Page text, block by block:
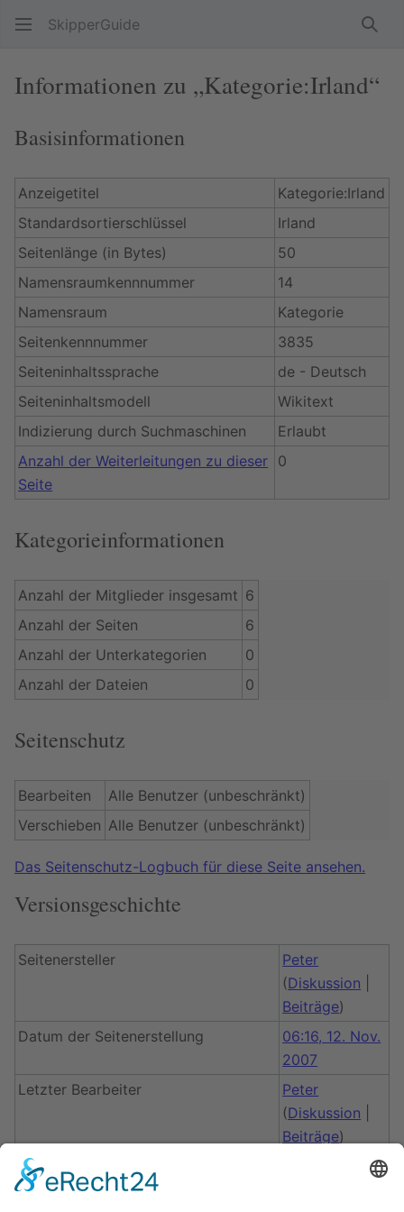
SkipperGuide
Informationen zu „Kategorie:Irland“
Basisinformationen
Anzeigetitel
Kategorie:Irland
Standardsortierschlüssel
Irland
Seitenlänge (in Bytes)
50
Namensraumkennnummer
14
Namensraum
Kategorie
Seitenkennnummer
3835
Seiteninhaltssprache
de - Deutsch
Seiteninhaltsmodell
Wikitext
Indizierung durch Suchmaschinen
Erlaubt
Anzahl der Weiterleitungen zu dieser
Seite
0
Kategorieinformationen
Anzahl der Mitglieder insgesamt 6
Anzahl der Seiten
6
Anzahl der Unterkategorien
0
Anzahl der Dateien
0
Seitenschutz
Bearbeiten
Alle Benutzer (unbeschränkt)
Verschieben Alle Benutzer (unbeschränkt)
Das Seitenschutz-Logbuch für diese Seite ansehen.
Versionsgeschichte
Seitenersteller
Peter
(Diskussion
Beiträge)
Datum der Seitenerstellung
06:16, 12. Nov.
2007
Letzter Bearbeiter
Peter
(Diskussion
Beiträge)
Datum der letzten Bearbeitung
10:51, 15. Nov.